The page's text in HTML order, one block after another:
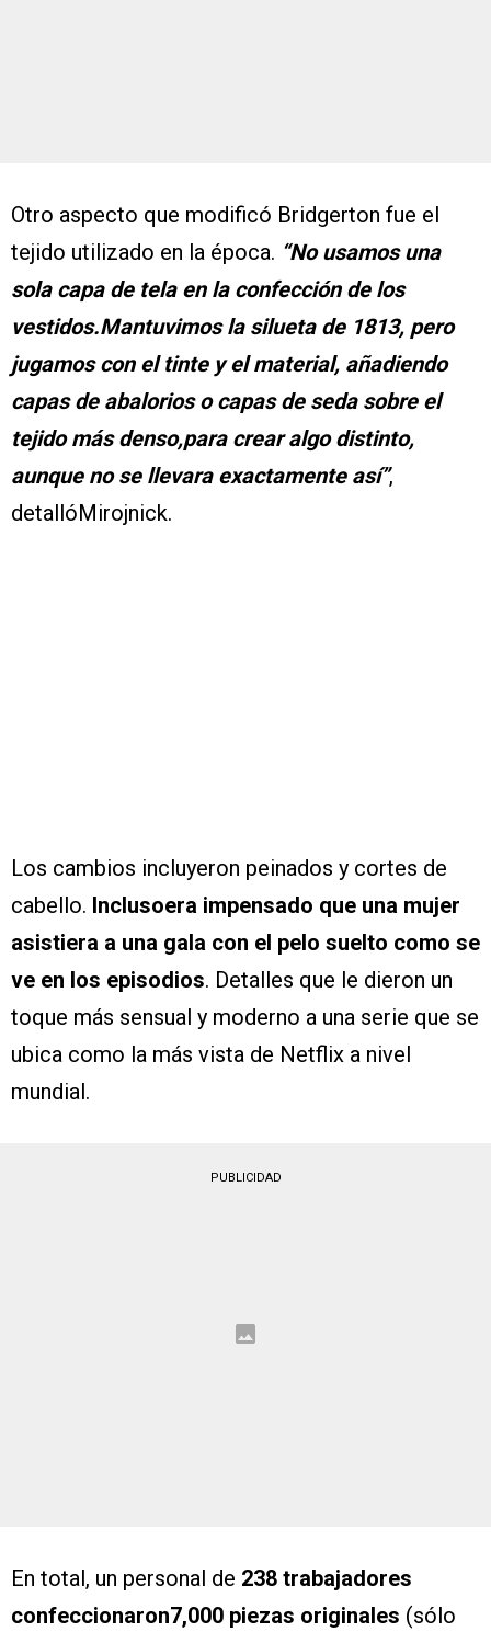
Otro aspecto que modificó Bridgerton fue el
tejido utilizado en la época. “No usamos una
sola capa de tela en la confección de los
vestidos.Mantuvimos la silueta de 1813, pero
jugamos con el tinte y el material, añadiendo
capas de abalorios o capas de seda sobre el
tejido más denso,para crear algo distinto,
aunque no se llevara exactamente así”,
detallóMirojnick.
Los cambios incluyeron peinados y cortes de
cabello. Inclusoera impensado que una mujer
asistiera a una gala con el pelo suelto como se
ve en los episodios. Detalles que le dieron un
toque más sensual y moderno a una serie que se
ubica como la más vista de Netflix a nivel
mundial.
PUBLICIDAD
En total, un personal de 238 trabajadores
confeccionaron7,000 piezas originales (sólo